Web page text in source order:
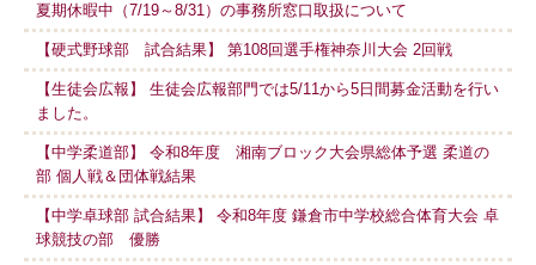
夏期休暇中（7/19～8/31）の事務所窓口取扱について
【硬式野球部 試合結果】 第108回選手権神奈川大会 2回戦
【生徒会広報】 生徒会広報部門では5/11から5日間募金活動を行い
ました。
【中学柔道部】 令和8年度 湘南ブロック大会県総体予選 柔道の
部 個人戦＆団体戦結果
【中学卓球部 試合結果】 令和8年度 鎌倉市中学校総合体育大会 卓
球競技の部 優勝